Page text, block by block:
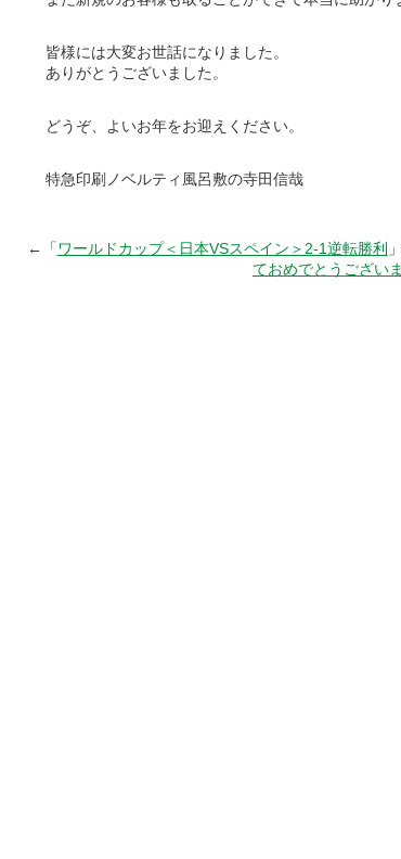
皆様には大変お世話になりました。
ありがとうございました。
どうぞ、よいお年をお迎えください。
特急印刷ノベルティ風呂敷の寺田信哉
←「ワールドカップ＜日本VSスペイン＞2-1逆転勝利
ておめでとうござい